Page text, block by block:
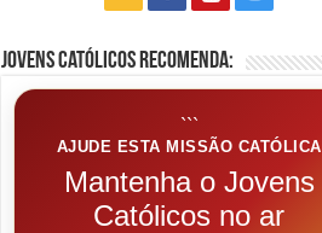
Jovens Católicos Recomenda:
```
AJUDE ESTA MISSÃO CATÓLICA
Mantenha o Jovens
Católicos no ar